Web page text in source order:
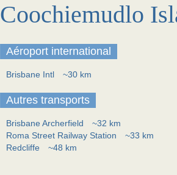
Coochiemudlo
Aéroport international
Brisbane Intl ~30 km
Autres transports
Brisbane Archerfield
~32 km
Roma Street Railway Station
~33 km
Redcliffe
~48 km